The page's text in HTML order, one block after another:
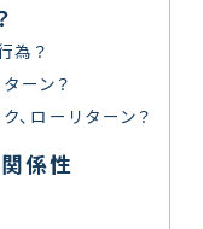
為？
ーン？
、ローリターン？
係性